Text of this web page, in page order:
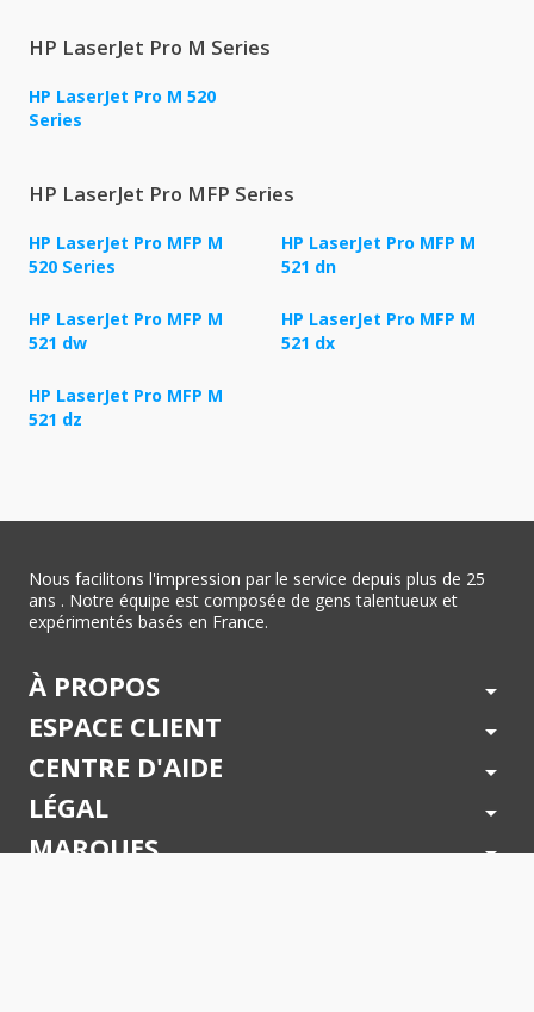
HP LaserJet Pro M Series
HP LaserJet Pro M 520
Series
HP LaserJet Pro MFP Series
HP LaserJet Pro MFP M
520 Series
HP LaserJet Pro MFP M
521 dn
HP LaserJet Pro MFP M
521 dw
HP LaserJet Pro MFP M
521 dx
HP LaserJet Pro MFP M
521 dz
Nous facilitons l'impression par le service depuis plus de 25
ans . Notre équipe est composée de gens talentueux et
expérimentés basés en France.
À PROPOS arrow_drop_down
ESPACE CLIENT arrow_drop_down
CENTRE D'AIDE arrow_drop_down
LÉGAL arrow_drop_down
MARQUES arrow_drop_down